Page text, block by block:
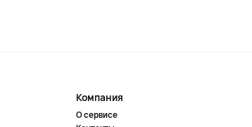
Компания
О сервисе